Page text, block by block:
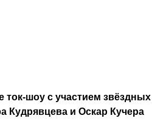
ток-шоу с участием звёздных
Кудрявцева и Оскар Кучера